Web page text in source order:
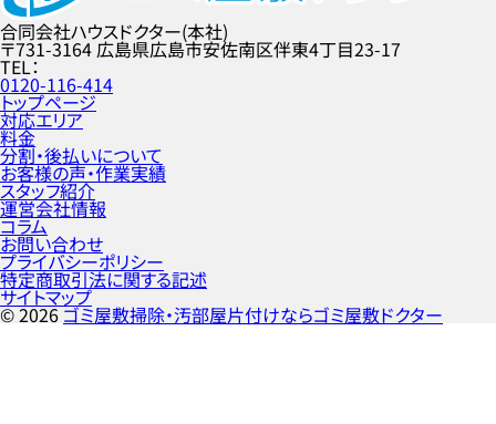
合同会社ハウスドクター(本社)
〒731-3164 広島県広島市安佐南区伴東4丁目23-17
TEL
0120-116-414
トップページ
対応エリア
料金
分割・後払いについて
お客様の声・作業実績
スタッフ紹介
運営会社情報
コラム
お問い合わせ
プライバシーポリシー
特定商取引法に関する記述
サイトマップ
©2026ゴミ屋敷掃除・汚部屋片付けならゴミ屋敷ドクター